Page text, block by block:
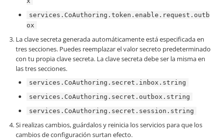
services.CoAuthoring.token.enable.request.outb
ox
La clave secreta generada automáticamente está especificada en
tres secciones. Puedes reemplazar el valor secreto predeterminado
con tu propia clave secreta. La clave secreta debe ser la misma en
las tres secciones.
services.CoAuthoring.secret.inbox.string
services.CoAuthoring.secret.outbox.string
services.CoAuthoring.secret.session.string
Si realizas cambios, guárdalos y reinicia los servicios para que los
cambios de configuración surtan efecto.